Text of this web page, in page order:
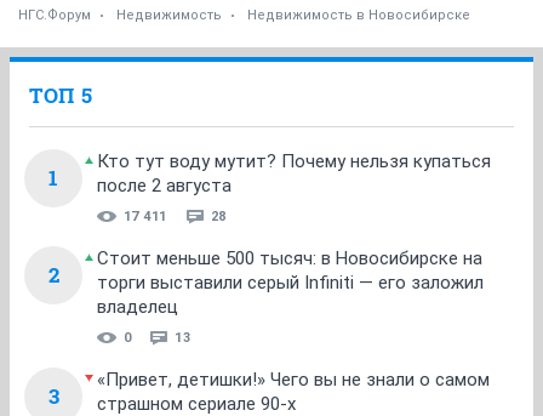
НГС.Форум Недвижимость Недвижимость в Новосибирске
ТОП 5
1
Кто тут воду мутит? Почему нельзя купаться
после 2 августа
17 411 28
2
Стоит меньше 500 тысяч: в Новосибирске на
торги выставили серый Infiniti — его заложил
владелец
0 13
3
«Привет, детишки!» Чего вы не знали о самом
страшном сериале 90-х